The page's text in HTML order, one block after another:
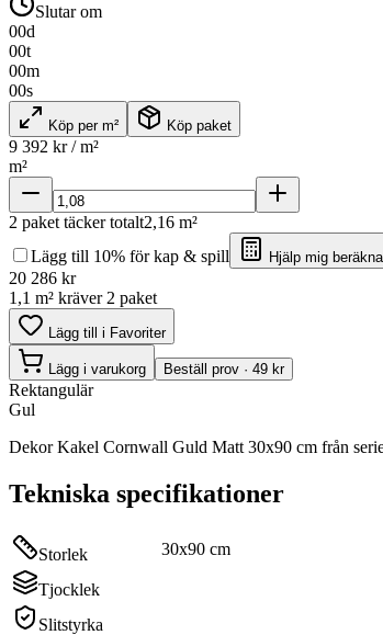
Slutar om
00d
00t
00m
00s
Köp per m² Köp paket
9 392 kr / m²
m²
2 paket täcker totalt2,16 m²
Lägg till 10% för kap & spill
Hjälp mig
20 286 kr
1,1 m² kräver 2 paket
Lägg till i Favoriter
Lägg i varukorg Beställ prov · 49 kr
Rektangulär
Gul
Dekor Kakel Cornwall Guld Matt 30x90 cm från
Tekniska specifikationer
Storlek 30x90 cm
Tjocklek
Slitstyrka